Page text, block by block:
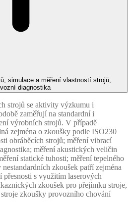
simulace a měření vlastností strojů,
diagnostika
strojů se aktivity výzkumu i
zaměřují na standardní i
výrobních strojů. V případě
zejména o zkoušky podle ISO230
obráběcích strojů; měření vibrací
měření akustických veličin
statické tuhosti; měření tepelného
zkoušek patří zejména
přesnosti s využitím laserových
zkoušek pro přejímku stroje,
zkoušky provozního chování